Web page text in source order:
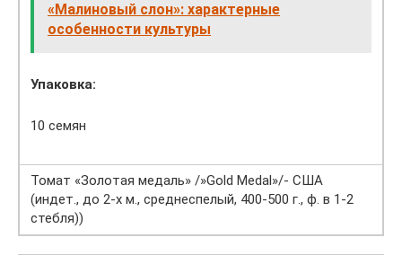
«Малиновый слон»: характерные
особенности культуры
Упаковка:
10 семян
Томат «Золотая медаль» /»Gold Medal»/- США
(индет., до 2-х м., среднеспелый, 400-500 г., ф. в 1-2
стебля))